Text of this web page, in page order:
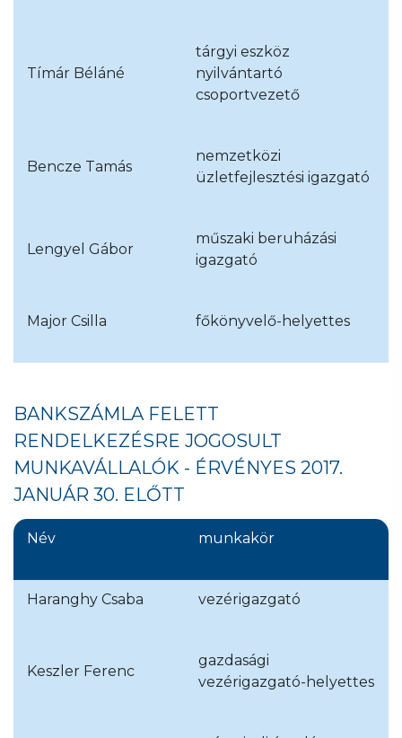
Tímár Béláné
tárgyi eszköz
nyilvántartó
csoportvezető
Bencze Tamás
nemzetközi
üzletfejlesztési igazgató
Lengyel Gábor
műszaki beruházási
igazgató
Major Csilla főkönyvelő-helyettes
BANKSZÁMLA FELETT
RENDELKEZÉSRE JOGOSULT
MUNKAVÁLLALÓK - ÉRVÉNYES 2017.
JANUÁR 30. ELŐTT
Név munkakör
Haranghy Csaba vezérigazgató
Keszler Ferenc
gazdasági
vezérigazgató-helyettes